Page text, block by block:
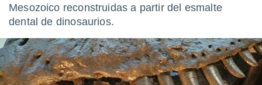
y
forma
digital
basada
Mesozoico reconstruidas a partir del esmalte
dental de dinosaurios.